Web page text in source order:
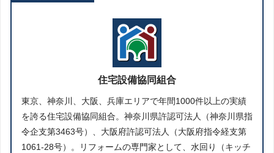
住宅設備協同組合
東京、神奈川、大阪、兵庫エリアで年間1000件以上の実績
を誇る住宅設備協同組合。神奈川県許認可法人（神奈川県指
令企支第3463号）、大阪府許認可法人（大阪府指令経支第
1061-28号）。リフォームの専門家として、水回り（キッチ